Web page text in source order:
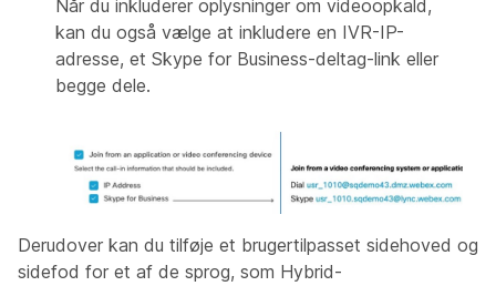
Når du inkluderer oplysninger om videoopkald,
kan du også vælge at inkludere en IVR-IP-
adresse, et Skype for Business-deltag-link eller
begge dele.
Derudover kan du tilføje et brugertilpasset sidehoved og
sidefod for et af de sprog, som Hybrid-